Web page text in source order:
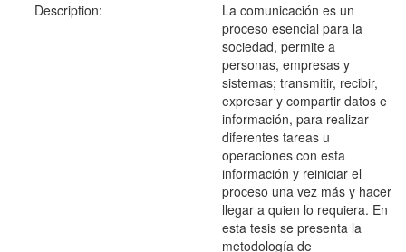
Description:
La comunicación es un
proceso esencial para la
sociedad, permite a
personas, empresas y
sistemas; transmitir, recibir,
expresar y compartir datos e
información, para realizar
diferentes tareas u
operaciones con esta
información y reiniciar el
proceso una vez más y hacer
llegar a quien lo requiera. En
esta tesis se presenta la
metodología de